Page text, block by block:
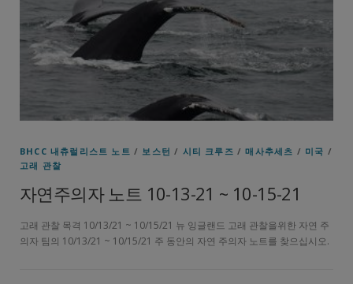
BHCC 내츄럴리스트 노트 / 보스턴 / 시티 크루즈 /매사추세츠 / 미국 /
고래 관찰
자연주의자 노트 10-13-21 ~ 10-15-21
고래 관찰 목격 10/13/21 ~ 10/15/21 뉴 잉글랜드 고래 관찰을위한 자연 주
의자 팀의 10/13/21 ~ 10/15/21 주 동안의 자연 주의자 노트를 찾으십시오.